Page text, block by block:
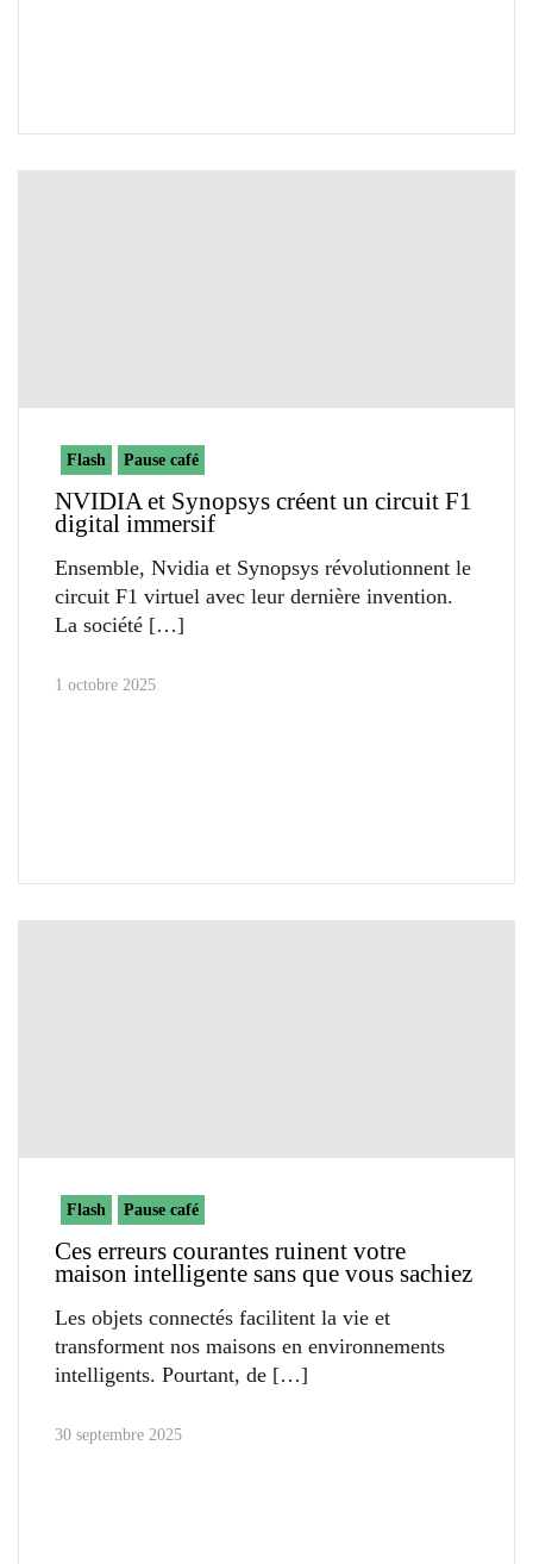
Flash Pause café
NVIDIA et Synopsys créent un circuit F1
digital immersif
Ensemble, Nvidia et Synopsys révolutionnent le
circuit F1 virtuel avec leur dernière invention.
La société
1 octobre 2025
Flash Pause café
Ces erreurs courantes ruinent votre
maison intelligente sans que vous sachiez
Les objets connectés facilitent la vie et
transforment nos maisons en environnements
intelligents. Pourtant, de
30 septembre 2025